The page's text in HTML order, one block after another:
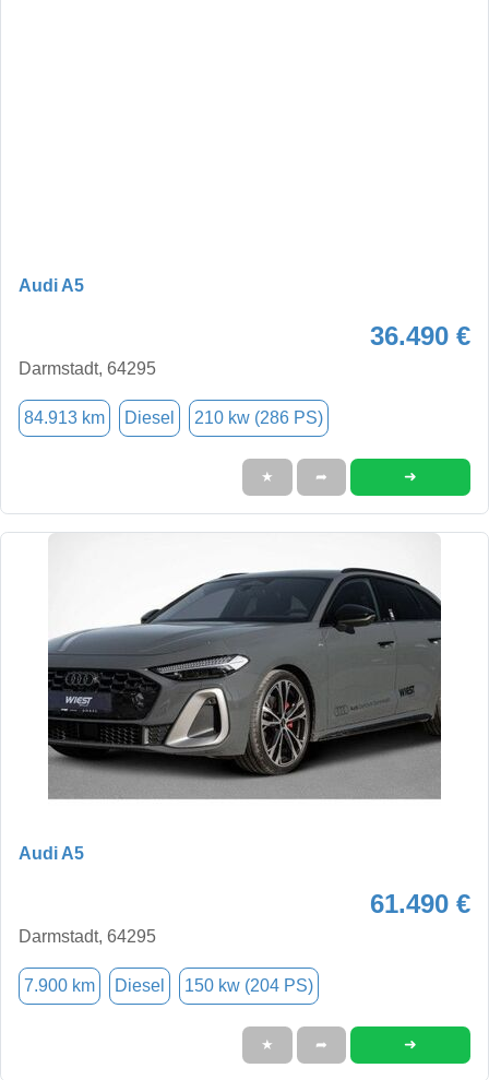
Audi A5
36.490 €
Darmstadt, 64295
84.913 km Diesel 210 kw (286 PS)
★ ➦ ➜
Audi A5
61.490 €
Darmstadt, 64295
7.900 km Diesel 150 kw (204 PS)
★ ➦ ➜